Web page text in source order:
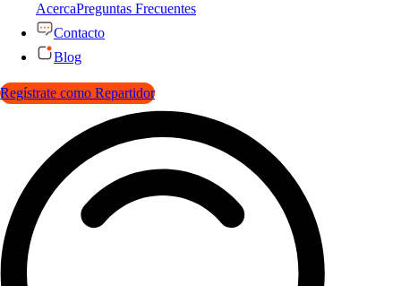
AcercaPreguntas Frecuentes
Contacto
Blog
Regístrate como Repartidor